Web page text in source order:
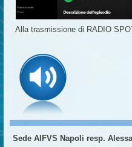
Alla trasmissione di RADIO
Sede AIFVS Napoli resp.